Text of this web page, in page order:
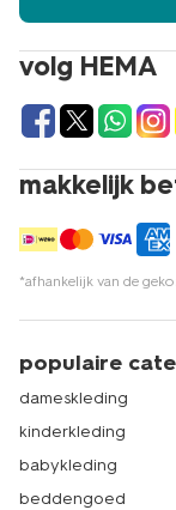
volg HEMA
makkelijk
*afhankelijk van de
populaire
dameskleding
kinderkleding
babykleding
beddengoed